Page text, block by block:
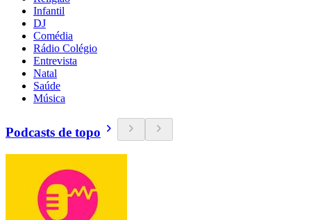
Infantil
DJ
Comédia
Rádio Colégio
Entrevista
Natal
Saúde
Música
Podcasts de topo